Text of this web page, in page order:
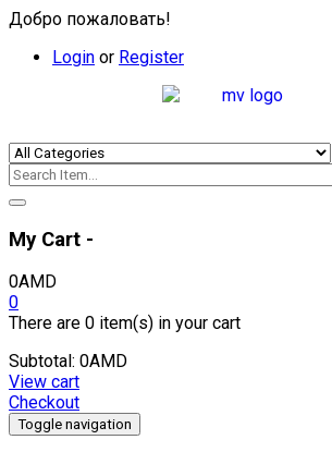
Добро пожаловать!
Login or Register
My Cart -
0AMD
0
There are 0 item(s) in your cart
Subtotal: 0AMD
View cart
Checkout
Toggle navigation